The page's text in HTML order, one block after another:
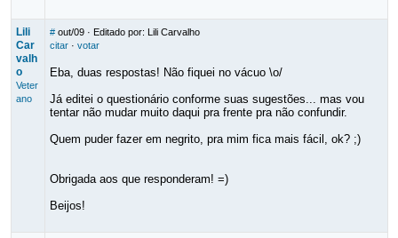
Lili
Car
valh
o
Veter
ano
# out/09· Editado por: Lili Carvalho
citar· votar
Eba, duas respostas! Não fiquei no vácuo \o/
Já editei o questionário conforme suas sugestões... mas vou
tentar não mudar muito daqui pra frente pra não confundir.
Quem puder fazer em negrito, pra mim fica mais fácil, ok? ;)
Obrigada aos que responderam! =)
Beijos!